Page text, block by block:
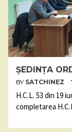
ȘEDINȚA
BY SATCHINEZ
H.C.L. 53 din 19
completarea